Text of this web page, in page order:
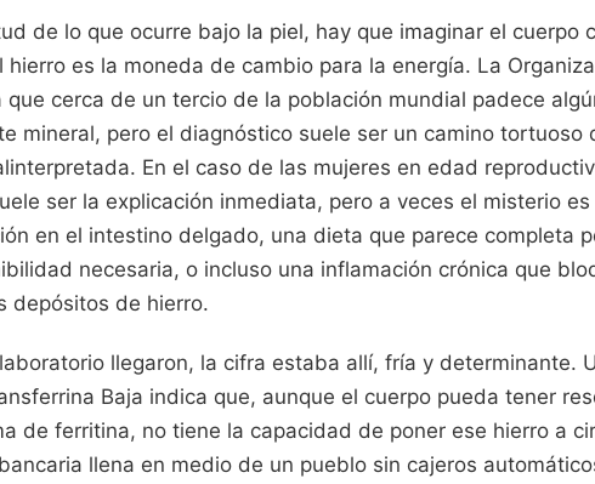
de lo que ocurre bajo la piel, hay que imaginar el cuerpo
hierro es la moneda de cambio para la energía. La
cerca de un tercio de la población mundial padece
mineral, pero el diagnóstico suele ser un camino tortuoso
En el caso de las mujeres en edad
ser la explicación inmediata, pero a veces el misterio es
en el intestino delgado, una dieta que parece completa
necesaria, o incluso una inflamación crónica que
depósitos de hierro.
llegaron, la cifra estaba allí, fría y determinante.
Baja indica que, aunque el cuerpo pueda tener
de ferritina, no tiene la capacidad de poner ese hierro a
llena en medio de un pueblo sin cajeros